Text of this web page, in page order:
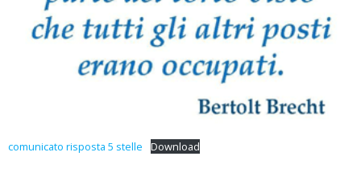
comunicato risposta 5 stelle Download